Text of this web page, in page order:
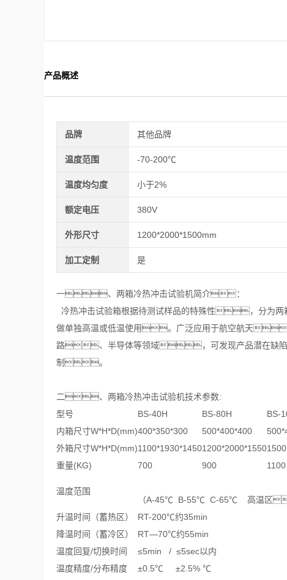
产品概述
品牌 其他品牌
温度范围 -70-200℃
温度均匀度 小于2%
额定电压 380V
外形尺寸 1200*2000*1500mm
加工定制 是
一、两箱冷热冲击试验机简介：
冷热冲击试验箱根据待测试样品的特殊性，分为
做单独高温或低温使用。广泛应用于航空航天
路、半导体等领域，可发现产品潜在缺陷
制。
二、两箱冷热冲击试验机技术参数:
型号
BS-40H BS-80H BS-
内箱尺寸W*H*D(mm)400*350*300 500*400*400
外箱尺寸W*H*D(mm)1100*1930*14501200*2000*1550
重量(KG)
700 900 1100
温度范围
（A-45℃ B-55℃ C-65℃ 高温区
升温时间（蓄热区）
RT-200℃约35min
降温时间（蓄冷区）
RT—70℃约55min
温度回复/切换时间
≤5min / ≤5sec以内
温度精度/分布精度
±0.5℃ ±2.5% ℃